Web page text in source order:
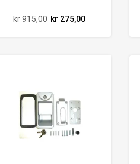
kr 915,00 kr 275,00